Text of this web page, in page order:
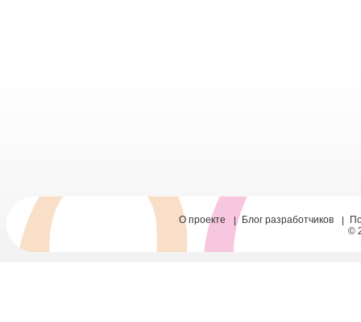
О проекте Блог разработчиков
©